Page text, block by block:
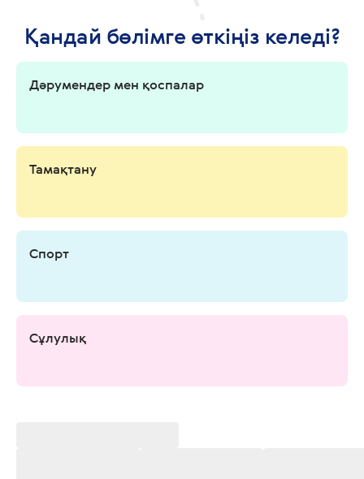
Қандай бөлімге өткіңіз келеді?
Дәрумендер мен қоспалар
Тамақтану
Спорт
Сұлулық